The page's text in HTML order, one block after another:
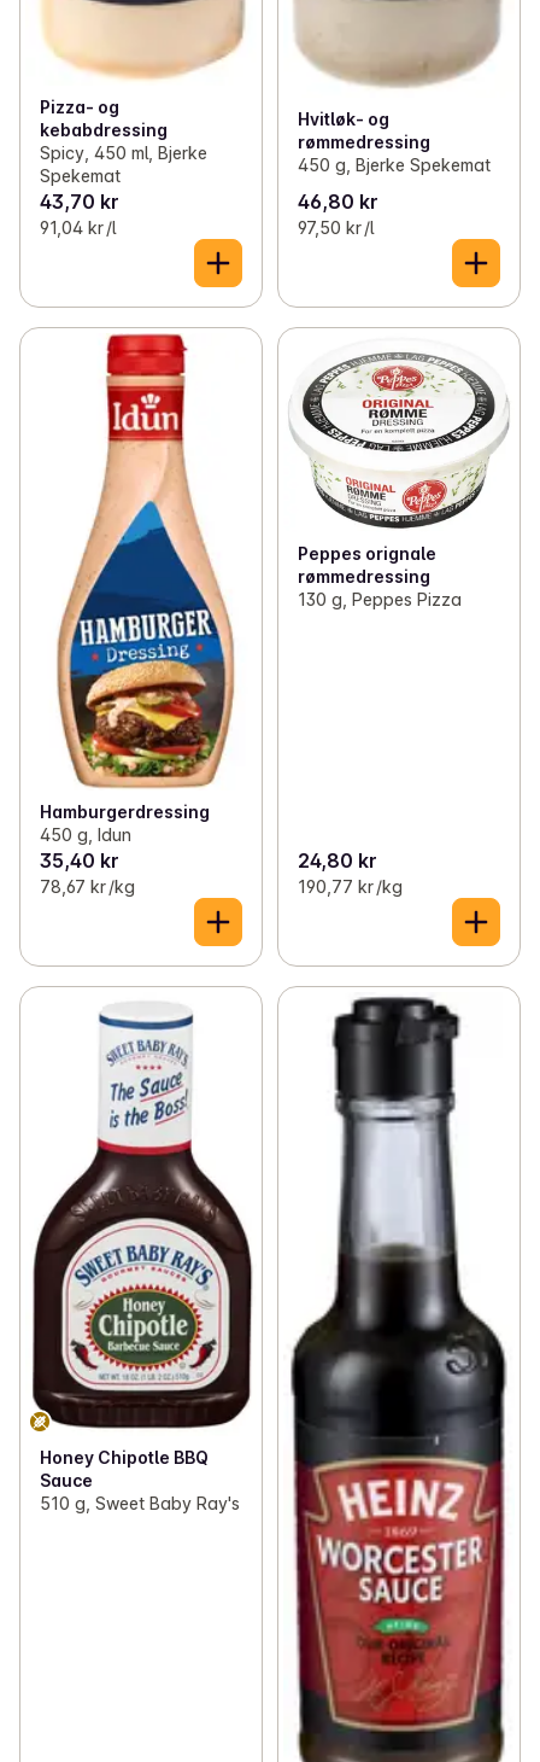
Pizza- og
kebabdressing
Spicy, 450 ml, Bjerke
Spekemat
43,70 kr
91,04 kr /l
Hvitløk- og
rømmedressing
450 g, Bjerke Spekemat
46,80 kr
97,50 kr /l
Hamburgerdressing
450 g, Idun
35,40 kr
78,67 kr /kg
Peppes orignale
rømmedressing
130 g, Peppes Pizza
24,80 kr
190,77 kr /kg
Honey Chipotle BBQ
Sauce
510 g, Sweet Baby Ray's